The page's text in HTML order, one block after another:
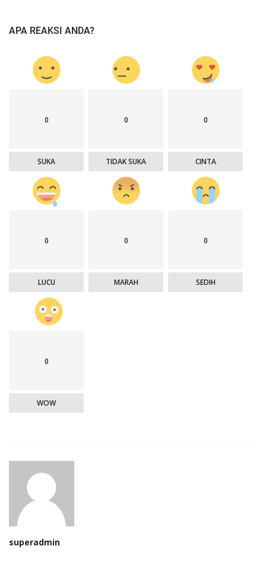
APA REAKSI ANDA?
0
SUKA
0
TIDAK SUKA
0
CINTA
0
LUCU
0
MARAH
0
SEDIH
0
WOW
superadmin